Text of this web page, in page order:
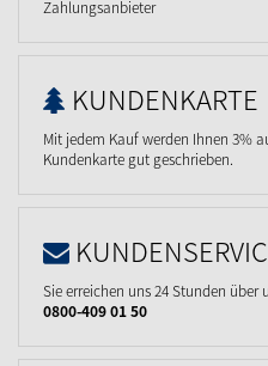
Zahlungsanbieter
KUNDENKARTE
Mit jedem Kauf werden Ihnen 3%
Kundenkarte gut geschrieben.
Sie erreichen uns 24 Stunden über
0800-409 01 50